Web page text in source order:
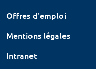
Offres d'emploi
Mentions légales
Intranet